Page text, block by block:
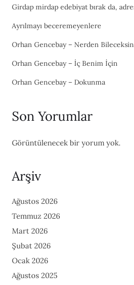
Girdap mirdap edebiyat bırak da,
Ayrılmayı beceremeyenlere
Orhan Gencebay – Nerden Bileceksin
Orhan Gencebay – İç Benim İçin
Orhan Gencebay – Dokunma
Son Yorumlar
Görüntülenecek bir yorum yok.
Arşiv
Ağustos 2026
Temmuz 2026
Mart 2026
Şubat 2026
Ocak 2026
Ağustos 2025